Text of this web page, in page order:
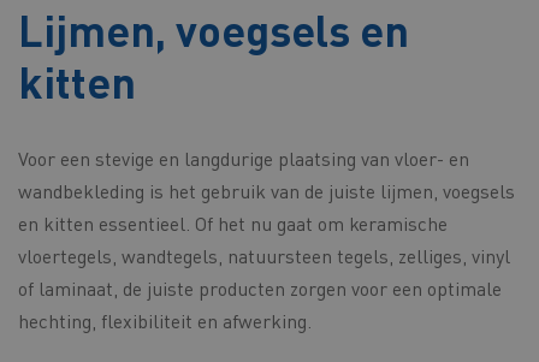
Lijmen, voegsels en
kitten
Voor een stevige en langdurige plaatsing van vloer- en
wandbekleding is het gebruik van de juiste lijmen, voegsels
en kitten essentieel. Of het nu gaat om keramische
vloertegels, wandtegels, natuursteen tegels, zelliges, vinyl
of laminaat, de juiste producten zorgen voor een optimale
hechting, flexibiliteit en afwerking.